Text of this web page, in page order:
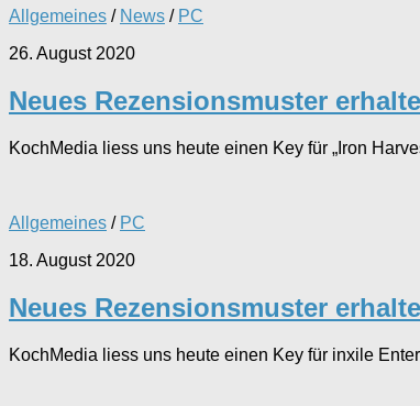
Allgemeines / News / PC
26. August 2020
Neues Rezensionsmuster
KochMedia liess uns heute einen Key für „Iron
Allgemeines / PC
18. August 2020
Neues Rezensionsmuster
KochMedia liess uns heute einen Key für inxile